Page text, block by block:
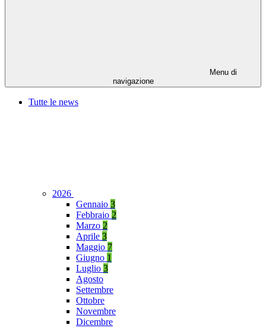
Menu di
navigazione
Tutte le news
2026
Gennaio 3
Febbraio 2
Marzo 2
Aprile 3
Maggio 7
Giugno 1
Luglio 3
Agosto
Settembre
Ottobre
Novembre
Dicembre